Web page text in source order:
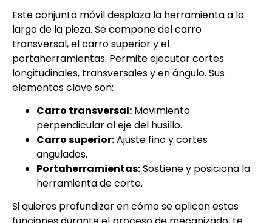
Este conjunto móvil desplaza la herramienta a lo
largo de la pieza. Se compone del carro
transversal, el carro superior y el
portaherramientas. Permite ejecutar cortes
longitudinales, transversales y en ángulo. Sus
elementos clave son:
Carro transversal: Movimiento
perpendicular al eje del husillo.
Carro superior:Ajuste fino y cortes
angulados.
Portaherramientas:Sostiene y posiciona la
herramienta de corte.
Si quieres profundizar en cómo se aplican estas